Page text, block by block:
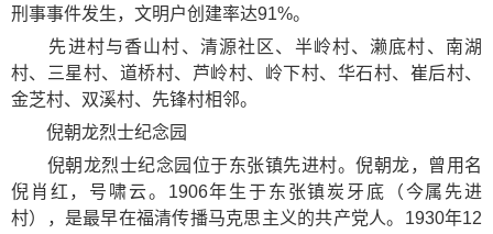
刑事事件发生，文明户创建率达91%。
先进村与香山村、清源社区、半岭村、濑底村、南湖
村、三星村、道桥村、芦岭村、岭下村、华石村、崔后村、
金芝村、双溪村、先锋村相邻。
倪朝龙烈士纪念园
倪朝龙烈士纪念园位于东张镇先进村。倪朝龙，曾用名
倪肖红，号啸云。1906年生于东张镇炭牙底（今属先进
村），是最早在福清传播马克思主义的共产党人。1930年12